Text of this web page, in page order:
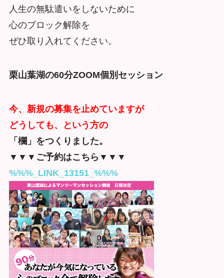
人生の無駄遣いをしないために
心のブロック解除を
ぜひ取り入れてください。
栗山葉湖の60分ZOOM個別セッション
今、新規の募集を止めていますが
どうしても、という方の
「欄」をつくりました。
▼▼▼ご予約はこちら▼▼▼
%%%_LINK_13151_%%%